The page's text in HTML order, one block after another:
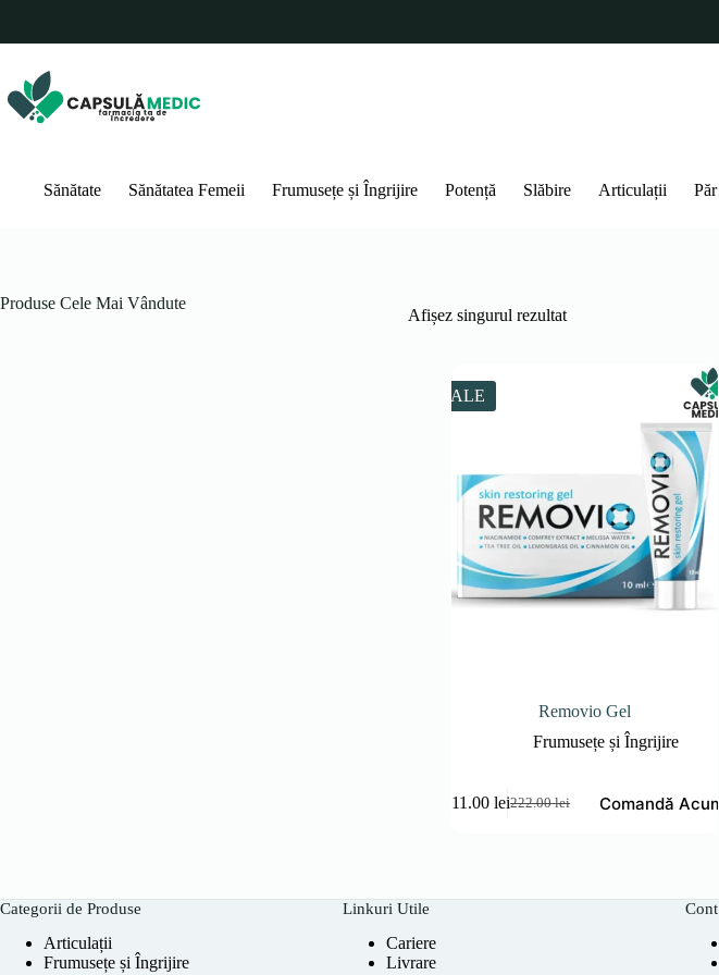
conținut
Sănătate Sănătatea Femeii Frumusețe și Îngrijire Potență Slăbire Articulații Păr
Afișez singurul rezultat
SALE
Removio Gel
Frumusețe și Îngrijire
222.00lei
Prețul
111.00leiPrețul
Comandă Acum
Produse Cele Mai Vândute
Categorii de Produse
Articulații
Frumusețe și Îngrijire
Linkuri Utile
Cariere
Livrare
Cont